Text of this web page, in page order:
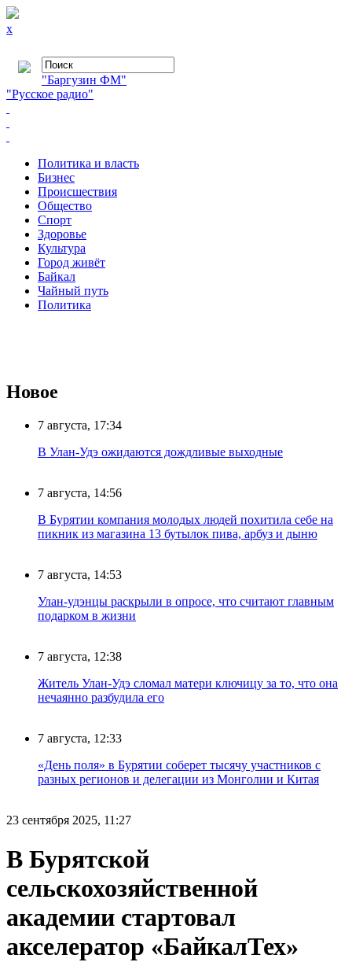
x
"Баргузин ФМ"
"Русское радио"
Политика и власть
Бизнес
Происшествия
Общество
Cпорт
Здоровье
Культура
Город живёт
Байкал
Чайный путь
Политика
Новое
7 августа, 17:34
В Улан-Удэ ожидаются дождливые выходные
7 августа, 14:56
В Бурятии компания молодых людей похитила себе на
пикник из магазина 13 бутылок пива, арбуз и дыню
7 августа, 14:53
Улан-удэнцы раскрыли в опросе, что считают главным
подарком в жизни
7 августа, 12:38
Житель Улан-Удэ сломал матери ключицу за то, что она
нечаянно разбудила его
7 августа, 12:33
«День поля» в Бурятии соберет тысячу участников с
разных регионов и делегации из Монголии и Китая
23 сентября 2025, 11:27
В Бурятской
сельскохозяйственной
академии стартовал
акселератор «БайкалТех»